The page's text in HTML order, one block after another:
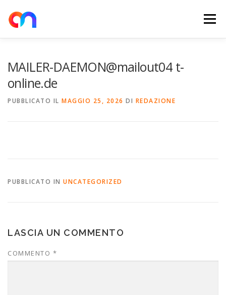
contenuto
Menu
‎MAILER-DAEMON@mailout04 t-
online.de
PUBBLICATO IL MAGGIO 25, 2026 DI REDAZIONE
PUBBLICATO IN UNCATEGORIZED
LASCIA UN COMMENTO
COMMENTO *